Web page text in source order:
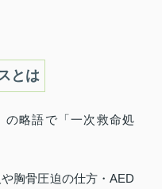
とは
の略語で「一次救命処
胸骨圧迫の仕方・AED